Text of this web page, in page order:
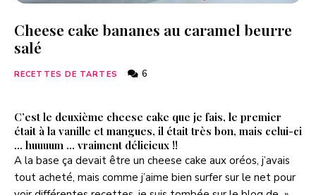
Cheese cake bananes au caramel beurre
salé
RECETTES DE TARTES 6
C’est le deuxième cheese cake que je fais, le premier
était à la vanille et mangues, il était très bon, mais celui-ci
… huuuum … vraiment délicieux !!
A la base ça devait être un cheese cake aux oréos, j’avais
tout acheté, mais comme j’aime bien surfer sur le net pour